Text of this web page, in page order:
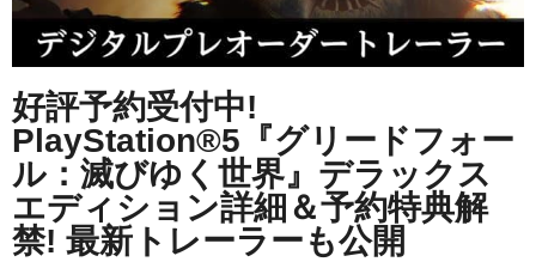
好評予約受付中!
PlayStation®5『グリードフォー
ル：滅びゆく世界』デラックス
エディション詳細＆予約特典解
禁! 最新トレーラーも公開